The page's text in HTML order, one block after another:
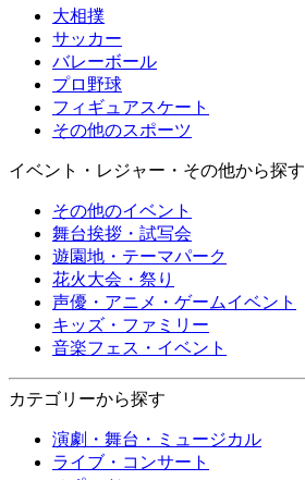
大相撲
サッカー
バレーボール
プロ野球
フィギュアスケート
その他のスポーツ
イベント・レジャー・その他から探す
その他のイベント
舞台挨拶・試写会
遊園地・テーマパーク
花火大会・祭り
声優・アニメ・ゲームイベント
キッズ・ファミリー
音楽フェス・イベント
カテゴリーから探す
演劇・舞台・ミュージカル
ライブ・コンサート